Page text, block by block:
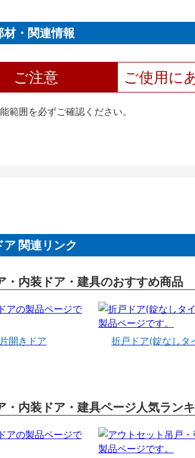
材・関連情報
ご注意 ご使用に
範囲を必ずご確認ください。
ア 関連リンク
・内装ドア・建具のおすすめ商品
片開きドア 折戸ドア(錠なしタ
・内装ドア・建具ページ人気ラン